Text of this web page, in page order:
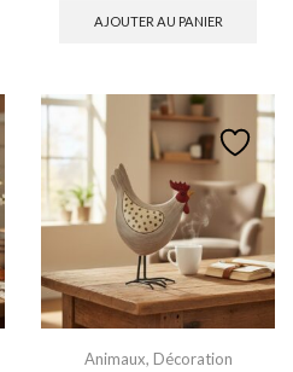
AJOUTER AU PANIER
Animaux, Décoration